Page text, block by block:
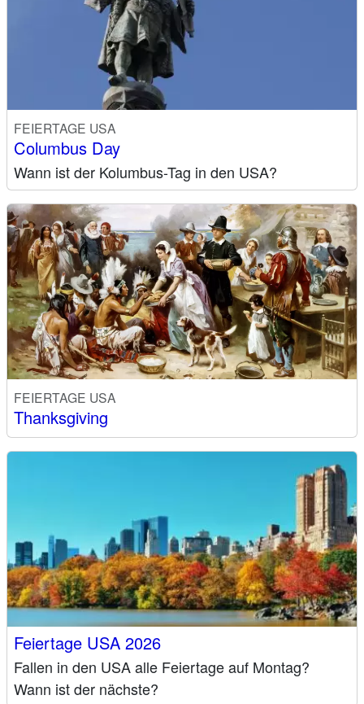
FEIERTAGE USA
Columbus Day
Wann ist der Kolumbus-Tag in den USA?
FEIERTAGE USA
Thanksgiving
Feiertage USA 2026
Fallen in den USA alle Feiertage auf Montag?
Wann ist der nächste?